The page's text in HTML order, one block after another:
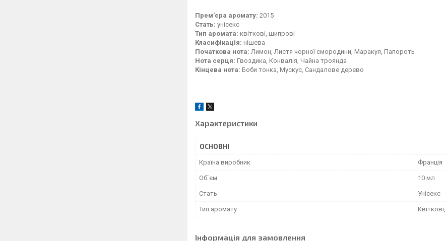
Прем'єра аромату: 2015
Стать: унісекс
Тип аромата: квіткові, шипрові
Класифікація: нішева
Початкова нота: Лимон, Листя чорної смородини, Маракуя, Папороть
Нота серця: Гвоздика, Конвалія, Чайна троянда
Кінцева нота: Боби тонка, Мускус, Сандалове дерево
Характеристики
ОСНОВНІ
Країна виробник Франція
Об`єм 10 мл
Стать Унісекс
Тип аромату
Інформація для замовлення